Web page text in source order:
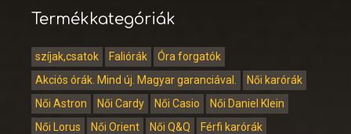
Termékkategóriák
szíjak,csatok Faliórák
Óra forgatók
Akciós órák. Mind új. Magyar garanciával.
Női karórák
Női Astron
Női Cardy Női Casio
Női Daniel Klein
Női Lorus
Női Orient Női Q&Q
Férfi karórák